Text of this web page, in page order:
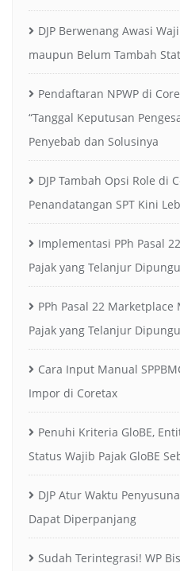
DJP Berwenang Awasi
maupun Belum Tambah
Pendaftaran NPWP di
“Tanggal Keputusan
Penyebab dan Solusinya
DJP Tambah Opsi Role di
Penandatangan SPT Kini
Implementasi PPh Pasal
Pajak yang Telanjur
PPh Pasal 22
Pajak yang Telanjur
Cara Input Manual
Impor di Coretax
Penuhi Kriteria GloBE,
Status Wajib Pajak GloBE
DJP Atur Waktu
Dapat Diperpanjang
Sudah Terintegrasi! WP